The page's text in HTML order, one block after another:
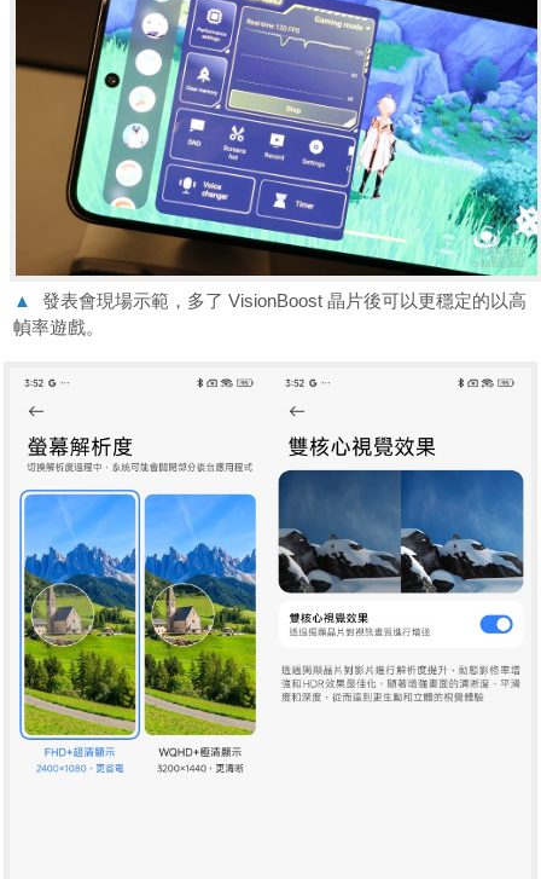
▲
發表會現場示範，多了 VisionBoost 晶片後可以更穩定的以高
幀率遊戲。